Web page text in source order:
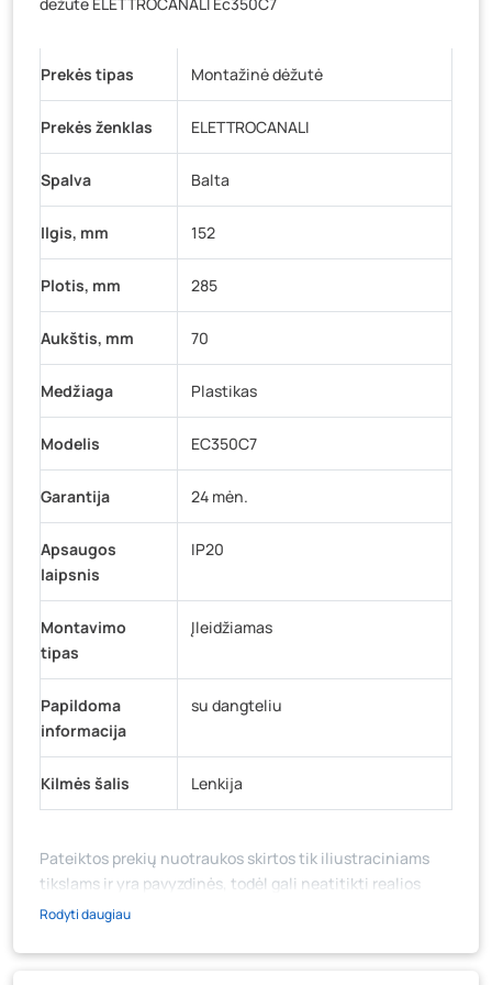
Vilniaus g. 89D, Ukmergė - 0 vienetų
K. Donelaičio g. 17, Rokiškis
Šaltupės g. 64, Zarasai - 0 vienetų
Prekės tipas Montažinė dėžutė
Prekės ženklas ELETTROCANALI
Spalva Balta
Ilgis, mm 152
Plotis, mm 285
Aukštis, mm 70
Medžiaga Plastikas
Modelis EC350C7
Garantija 24 mėn.
Apsaugos
laipsnis
IP20
Montavimo
tipas
Įleidžiamas
Papildoma
informacija
su dangteliu
Kilmės šalis Lenkija
Pateiktos prekių nuotraukos skirtos tik iliustraciniams
tikslams ir yra pavyzdinės, todėl gali neatitikti realios
prekių ir jų pakuotės išvaizdos, komplektacijos, spalvos ar
aprašymu) yra bendrinio pobūdžio, jame nebūtinai
Rodyti daugiau